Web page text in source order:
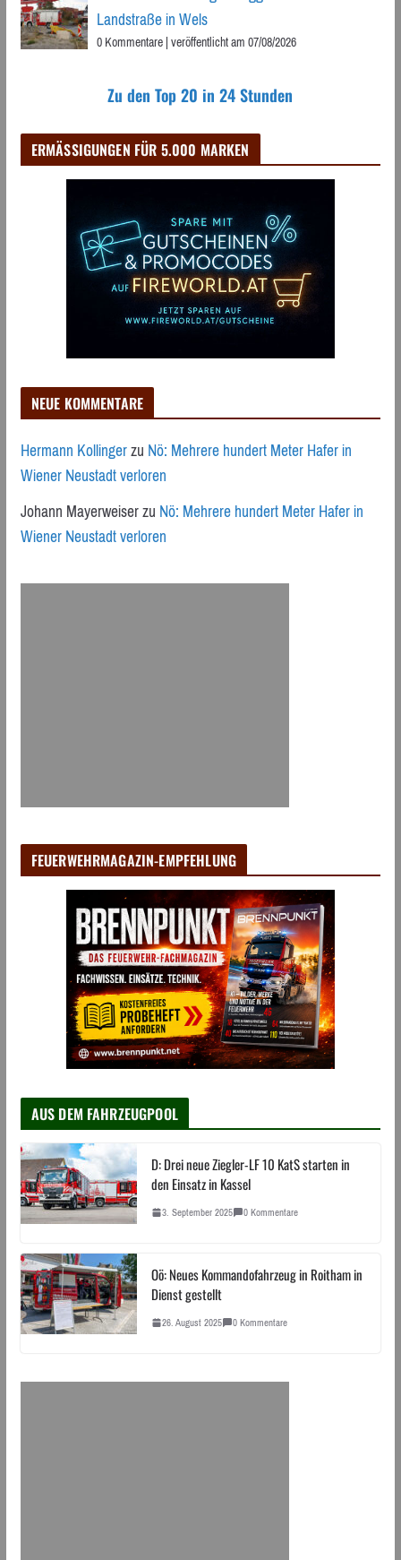
Landstraße in Wels
0 Kommentare|veröffentlicht am 07/08/2026
Zu den Top 20 in 24 Stunden
ERMÄSSIGUNGEN FÜR 5.000 MARKEN
NEUE KOMMENTARE
Hermann KollingerzuNö: Mehrere hundert Meter Hafer in
Wiener Neustadt verloren
Johann MayerweiserzuNö: Mehrere hundert Meter Hafer in
Wiener Neustadt verloren
FEUERWEHRMAGAZIN-EMPFEHLUNG
AUS DEM FAHRZEUGPOOL
D: Drei neue Ziegler-LF 10 KatS starten in
den Einsatz in Kassel
3. September 2025 0 Kommentare
Oö: Neues Kommandofahrzeug in Roitham in
Dienst gestellt
26. August 2025 0 Kommentare